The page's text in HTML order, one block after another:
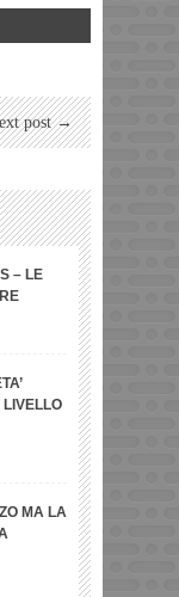
post →
– LE
LIVELLO
MA LA